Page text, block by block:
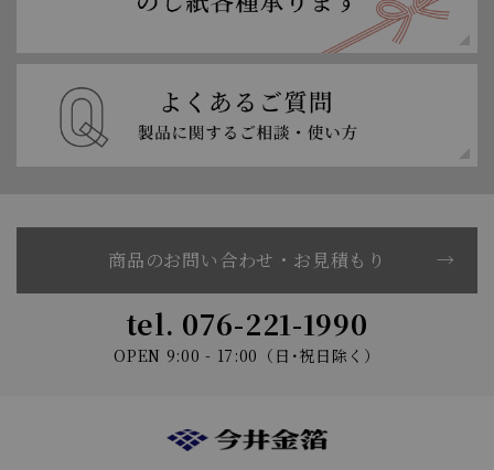
商品のお問い合わせ・お見積もり
tel. 076-221-1990
OPEN 9:00 - 17:00（日･祝日除く）